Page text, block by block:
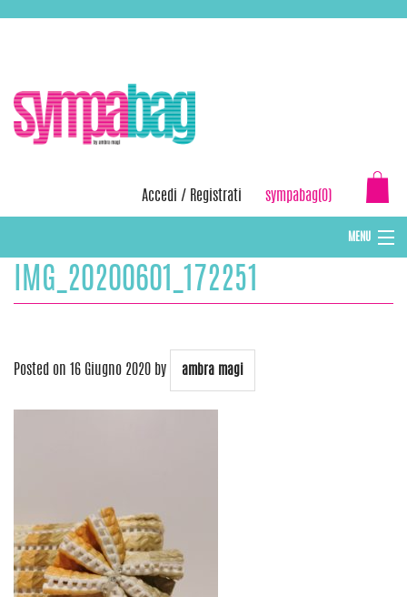
Accedi / Registrati sympabag(0)
MENU
CAPPELLI INVERNALI DONNA
IMG_20200601_172251
Posted on 16 Giugno 2020 by ambra magi